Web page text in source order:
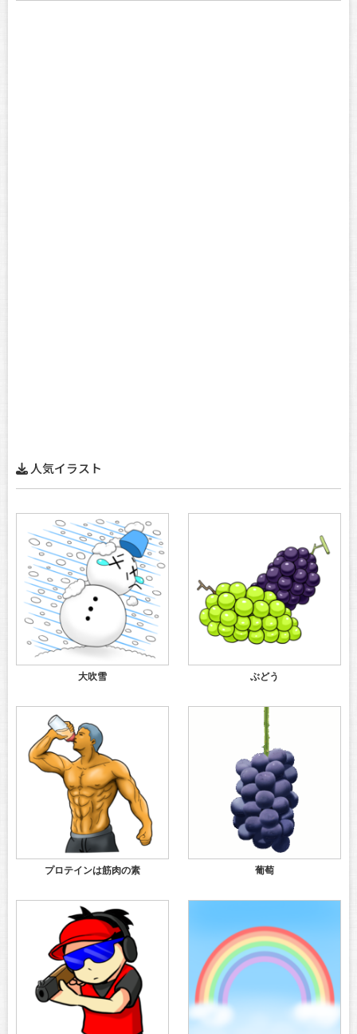
人気イラスト
大吹雪 ぶどう
プロテインは筋肉の素 葡萄